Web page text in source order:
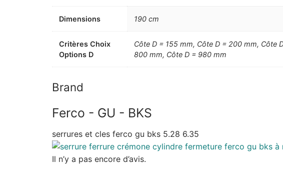
Dimensions 190 cm
Critères Choix
Options D
Côte D = 155 mm, Côte D = 200 mm, Côte
800 mm, Côte D = 980 mm
Brand
Ferco - GU - BKS
serrures et cles ferco gu bks 5.28 6.35
Il n’y a pas encore d’avis.